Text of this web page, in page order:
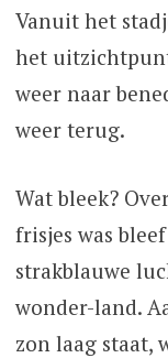
Vanuit het
het
weer naar
weer terug.
Wat bleek?
frisjes was
strakblauwe
wonder-land.
zon laag staat,